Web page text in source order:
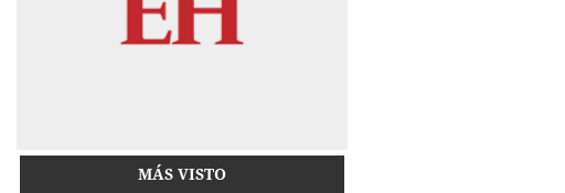
MÁS VISTO